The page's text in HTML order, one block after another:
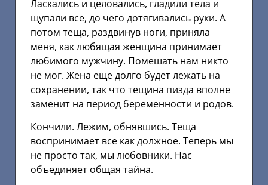
Ласкались и целовались, гладили тела и
щупали все, до чего дотягивались руки. А
потом теща, раздвинув ноги, приняла
меня, как любящая женщина принимает
любимого мужчину. Помешать нам никто
не мог. Жена еще долго будет лежать на
сохранении, так что тещина пизда вполне
заменит на период беременности и родов.
Кончили. Лежим, обнявшись. Теща
воспринимает все как должное. Теперь мы
не просто так, мы любовники. Нас
объединяет общая тайна.